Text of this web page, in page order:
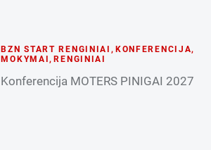
BZN START RENGINIAI , KONFERENCIJA,
MOKYMAI ,RENGINIAI
Konferencija MOTERS PINIGAI 2027